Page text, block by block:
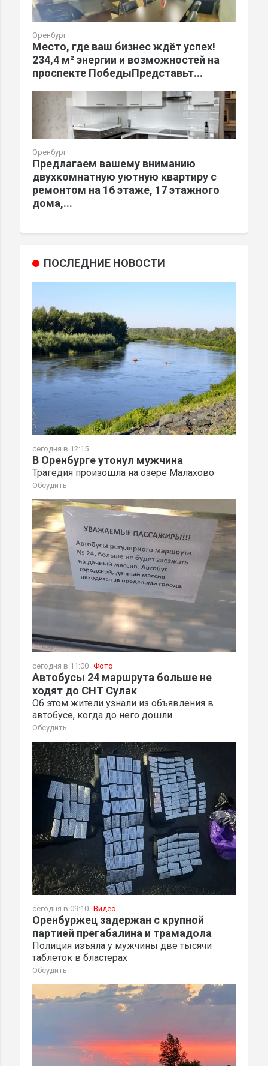
Оренбург
Место, где ваш бизнес ждёт успех!
234,4 м² энергии и возможностей на
проспекте ПобедыПредставьт...
Оренбург
Предлагаем вашему вниманию
двухкомнатную уютную квартиру с
ремонтом на 16 этаже, 17 этажного
дома,...
ПОСЛЕДНИЕ НОВОСТИ
сегодня в 12:15
В Оренбурге утонул мужчина
Трагедия произошла на озере Малахово
Обсудить
сегодня в 11:00 Фото
Автобусы 24 маршрута больше не
ходят до СНТ Сулак
Об этом жители узнали из объявления в
автобусе, когда до него дошли
Обсудить
сегодня в 09:10 Видео
Оренбуржец задержан с крупной
партией прегабалина и трамадола
Полиция изъяла у мужчины две тысячи
таблеток в бластерах
Обсудить